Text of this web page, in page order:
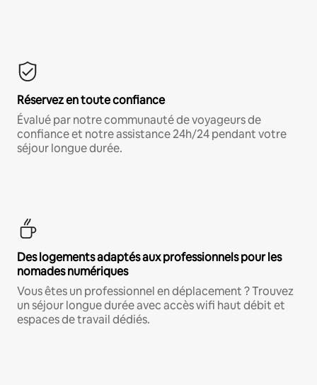
Réservez en toute confiance
Évalué par notre communauté de voyageurs de
confiance et notre assistance 24h/24 pendant votre
séjour longue durée.
Des logements adaptés aux professionnels pour les
nomades numériques
Vous êtes un professionnel en déplacement ? Trouvez
un séjour longue durée avec accès wifi haut débit et
espaces de travail dédiés.